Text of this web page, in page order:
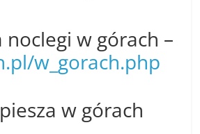
noclegi w górach –
w_gorach.php
w górach